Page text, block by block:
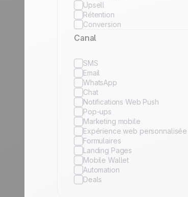
Upsell
Rétention
Conversion
Canal
SMS
Email
WhatsApp
Chat
Notifications Web Push
Pop-ups
Marketing mobile
Expérience web personnalisée
Formulaires
Landing Pages
Mobile Wallet
Automation
Deals